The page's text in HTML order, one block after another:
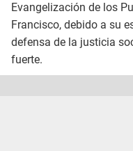
Evangelización de los
Francisco, debido a su
defensa de la justicia
fuerte.